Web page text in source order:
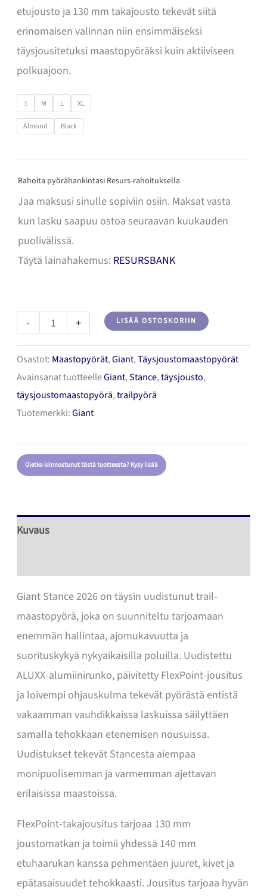
etujousto ja 130 mm takajousto tekevät siitä
erinomaisen valinnan niin ensimmäiseksi
täysjousitetuksi maastopyöräksi kuin aktiiviseen
polkuajoon.
S M L XL
Almond Black
Rahoita pyörähankintasi Resurs-rahoituksella
Jaa maksusi sinulle sopiviin osiin. Maksat vasta
kun lasku saapuu ostoa seuraavan kuukauden
puolivälissä.
Täytä lainahakemus: RESURSBANK
-
Giant
2026
Täysjoustomaastopyörä
määrä
+ LISÄÄ OSTOSKORIIN
Osastot: Maastopyörät,Giant,Täysjoustomaastopyörät
Avainsanat tuotteelleGiant,Stance,täysjousto,
täysjoustomaastopyörä,trailpyörä
Tuotemerkki:Giant
Oletko kiinnostunut tästä tuotteesta? Kysy lisää
Kuvaus
Giant Stance 2026 on täysin uudistunut trail-
maastopyörä, joka on suunniteltu tarjoamaan
enemmän hallintaa, ajomukavuutta ja
suorituskykyä nykyaikaisilla poluilla. Uudistettu
ALUXX-alumiinirunko, päivitetty FlexPoint-jousitus
ja loivempi ohjauskulma tekevät pyörästä entistä
vakaamman vauhdikkaissa laskuissa säilyttäen
samalla tehokkaan etenemisen nousuissa.
Uudistukset tekevät Stancesta aiempaa
monipuolisemman ja varmemman ajettavan
erilaisissa maastoissa.
FlexPoint-takajousitus tarjoaa 130 mm
joustomatkan ja toimii yhdessä 140 mm
etuhaarukan kanssa pehmentäen juuret, kivet ja
epätasaisuudet tehokkaasti. Jousitus tarjoaa hyvän